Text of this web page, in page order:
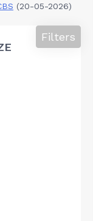
(20-05-2026)
Filters